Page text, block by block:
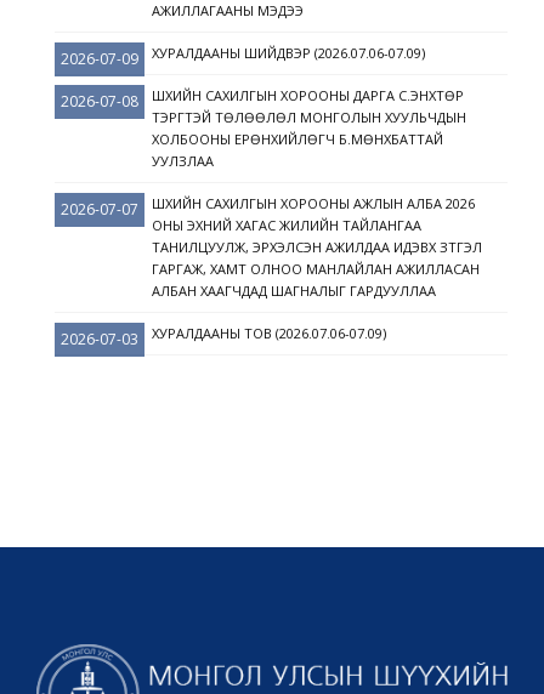
АЖИЛЛАГААНЫ МЭДЭЭ
2026-07-09 ХУРАЛДААНЫ ШИЙДВЭР (2026.07.06-07.09)
2026-07-08
ШҮҮХИЙН САХИЛГЫН ХОРООНЫ ДАРГА С.ЭНХТӨР
ТЭРГҮҮТЭЙ ТӨЛӨӨЛӨЛ МОНГОЛЫН ХУУЛЬЧДЫН
ХОЛБООНЫ ЕРӨНХИЙЛӨГЧ Б.МӨНХБАТТАЙ
УУЛЗЛАА
2026-07-07
ШҮҮХИЙН САХИЛГЫН ХОРООНЫ АЖЛЫН АЛБА 2026
ОНЫ ЭХНИЙ ХАГАС ЖИЛИЙН ТАЙЛАНГАА
ТАНИЛЦУУЛЖ, ЭРХЭЛСЭН АЖИЛДАА ИДЭВХ ЗҮТГЭЛ
ГАРГАЖ, ХАМТ ОЛНОО МАНЛАЙЛАН АЖИЛЛАСАН
АЛБАН ХААГЧДАД ШАГНАЛЫГ ГАРДУУЛЛАА
2026-07-03 ХУРАЛДААНЫ ТОВ (2026.07.06-07.09)